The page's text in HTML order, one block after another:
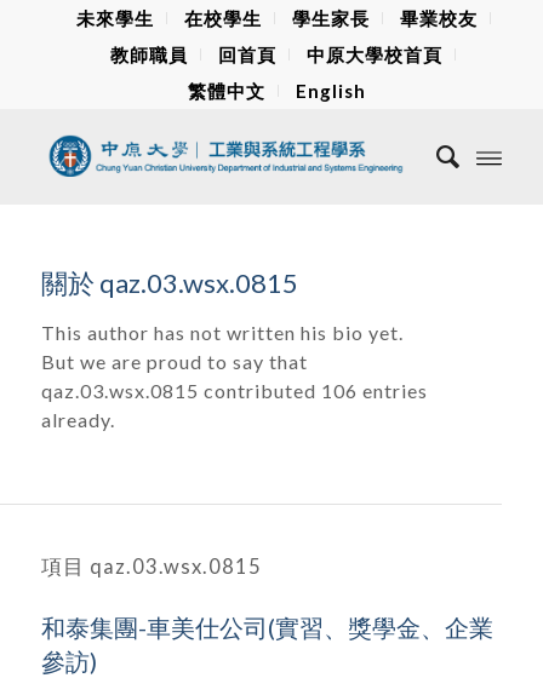
未來學生 在校學生 學生家長
畢業校友
教師職員
回首頁
中原大學校首頁
繁體中文
English
關於 qaz.03.wsx.0815
This author has not written his bio yet.
But we are proud to say that
qaz.03.wsx.0815 contributed 106 entries
already.
項目 qaz.03.wsx.0815
和泰集團-車美仕公司(實習、獎學金、企業
參訪)